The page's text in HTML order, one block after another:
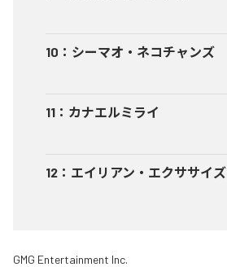
10 ： シーマオ・ネコチャンズ
11 ： カナエルミライ
12 ： エイリアン・エクササイズ
GMG Entertainment Inc.